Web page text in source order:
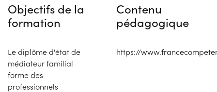
Objectifs de la
formation
Le diplôme d'état de
médiateur familial
forme des
professionnels
Contenu
pédagogique
https://